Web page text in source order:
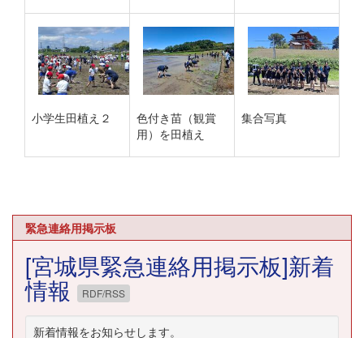
小学生田植え２
色付き苗（観賞
用）を田植え
集合写真
緊急連絡用掲示板
[宮城県緊急連絡用掲示板]新着
情報 RDF/RSS
新着情報をお知らせします。